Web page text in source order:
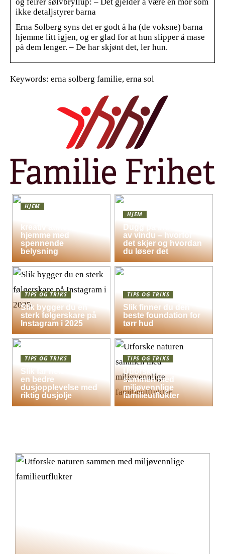
ikke detaljstyrer barna
Erna Solberg syns det er godt å ha (de voksne) barna
hjemme litt igjen, og er glad for at hun slipper å mase
på dem lenger. – De har skjønt det, ler hun.
Keywords: erna solberg familie, erna sol
HJEM
kreativ atmosfære
hjemme med
spennende
belysning
HJEM
Dugg på indersiden
av vindu – hvorfor
det skjer og hvordan
du løser det
TIPS OG TRIKS
Slik bygger du en
sterk følgerskare på
Instagram i 2025
TIPS OG TRIKS
Slik finner du den
beste foundation for
tørr hud
TIPS OG TRIKS
Slik får hele familien
en bedre
dusjopplevelse med
riktig dusjolje
TIPS OG TRIKS
Utforske naturen
sammen med
miljøvennlige
familieutflukter